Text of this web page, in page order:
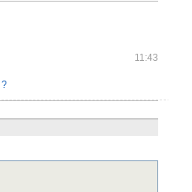
11:43
?